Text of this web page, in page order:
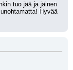
tuo jää ja jäinen
Hyvää